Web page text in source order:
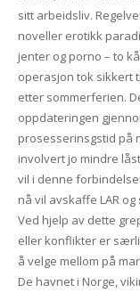
sitt arbeidsliv.
noveller erotikk
jenter og porno – to
operasjon tok sikkert
etter sommerferien.
oppdateringen
prosesserinsgstid på
involvert jo mindre
vil i denne
nå vil avskaffe LAR
Ved hjelp av dette
eller konflikter er
å velge mellom på
De havnet i Norge,